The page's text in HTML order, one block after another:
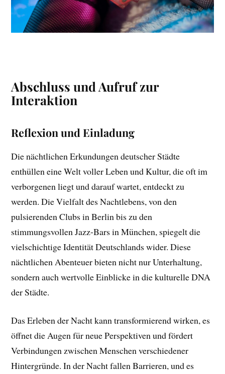
Abschluss und Aufruf zur
Interaktion
Reflexion und Einladung
Die nächtlichen Erkundungen deutscher Städte
enthüllen eine Welt voller Leben und Kultur, die oft im
verborgenen liegt und darauf wartet, entdeckt zu
werden. Die Vielfalt des Nachtlebens, von den
pulsierenden Clubs in Berlin bis zu den
stimmungsvollen Jazz-Bars in München, spiegelt die
vielschichtige Identität Deutschlands wider. Diese
nächtlichen Abenteuer bieten nicht nur Unterhaltung,
sondern auch wertvolle Einblicke in die kulturelle DNA
der Städte.
Das Erleben der Nacht kann transformierend wirken, es
öffnet die Augen für neue Perspektiven und fördert
Verbindungen zwischen Menschen verschiedener
Hintergründe. In der Nacht fallen Barrieren, und es